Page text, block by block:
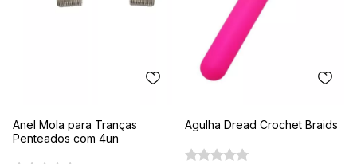
Anel Mola para Tranças
Penteados com 4un
Agulha Dread Crochet Braids